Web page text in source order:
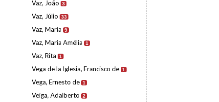
Vaz, João 3
Vaz, Júlio 33
Vaz, Maria 9
Vaz, Maria Amélia 1
Vaz, Rita 1
Vega de la Iglesia, Francisco de 1
Vega, Ernesto de 1
Veiga, Adalberto 2